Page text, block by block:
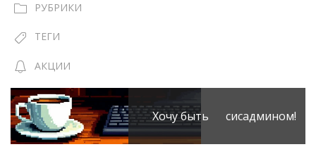
РУБРИКИ
ТЕГИ
АКЦИИ
Хочу быть сисадмином!